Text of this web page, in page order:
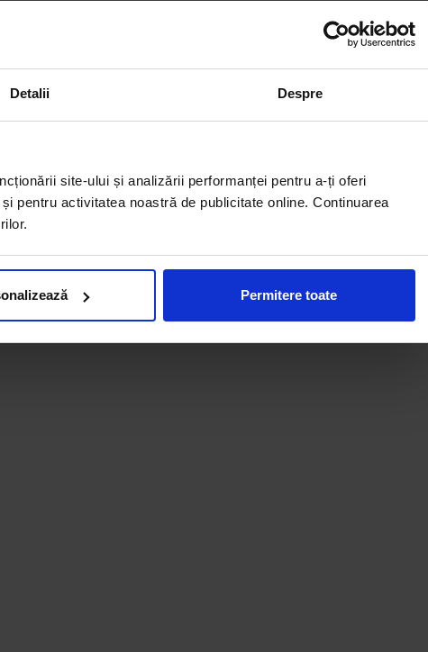
Detalii Despre
site-ului și analizării performanței pentru a-ți oferi
pentru activitatea noastră de publicitate online. Continuarea
Permitere toate